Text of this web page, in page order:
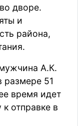
дворе.
и
района,
А.К.
51
время идет
отправке в